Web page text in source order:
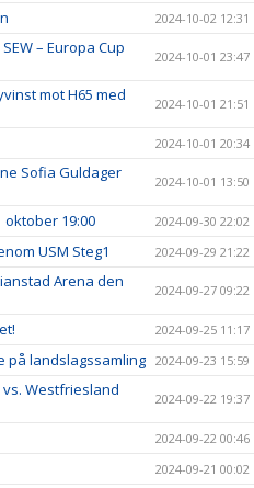
2024-10-02 12:31
– Europa Cup
2024-10-01 23:47
mot H65 med
2024-10-01 21:51
2024-10-01 20:34
Sofia Guldager
2024-10-01 13:50
oktober 19:00 2024-09-30 22:02
USM Steg1 2024-09-29 21:22
Arena den
2024-09-27 09:22
2024-09-25 11:17
på landslagssamling 2024-09-23 15:59
vs. Westfriesland
2024-09-22 19:37
2024-09-22 00:46
2024-09-21 00:02